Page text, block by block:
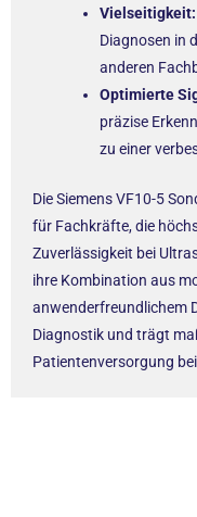
Vielseitigkeit:
Diagnosen in
anderen
Optimierte
präzise
zu einer
Die Siemens VF10-5
für Fachkräfte, die
Zuverlässigkeit bei
ihre Kombination aus
anwenderfreundlichem
Diagnostik und trägt
Patientenversorgung